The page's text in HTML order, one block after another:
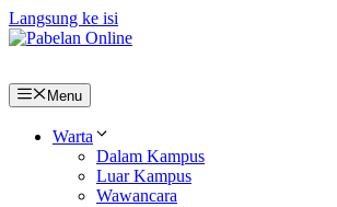
Langsung ke isi
Menu
Warta
Dalam Kampus
Luar Kampus
Wawancara